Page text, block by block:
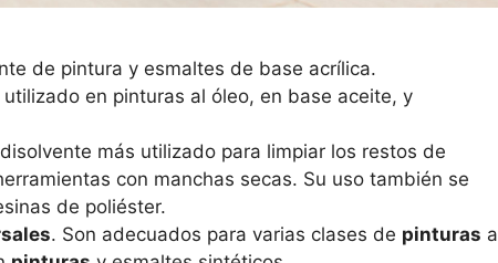
de pintura y esmaltes de base acrílica.
utilizado en pinturas al óleo, en base aceite, y
más utilizado para limpiar los restos de
con manchas secas. Su uso también se
de poliéster.
. Son adecuados para varias clases de pinturas a